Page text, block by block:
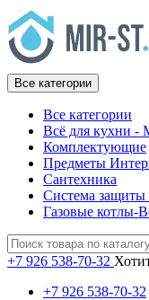
Все категории
Все категории
Всё для кухни -
Комплектующие
Предметы
Сантехника
Система защиты
Газовые котлы-
+7 926 538-70-32
+7 926 538-70-32